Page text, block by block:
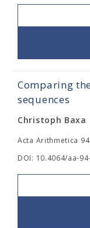
Comparing
sequences
Christoph Baxa
Acta Arithmetica
DOI: 10.4064/aa-